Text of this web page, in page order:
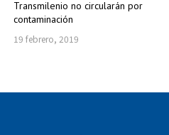
Transmilenio no circularán por
contaminación
19 febrero, 2019